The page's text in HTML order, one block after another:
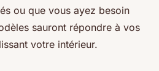
ou que vous ayez besoin
sauront répondre à vos
votre intérieur.